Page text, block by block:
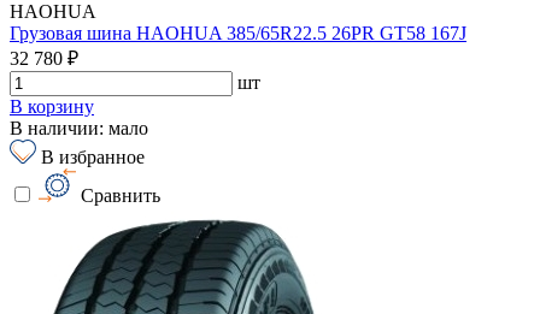
HAOHUA
Грузовая шина HAOHUA 385/65R22.5 26PR GT58 167J
32 780 ₽
шт
В корзину
В наличии: мало
В избранное
Сравнить